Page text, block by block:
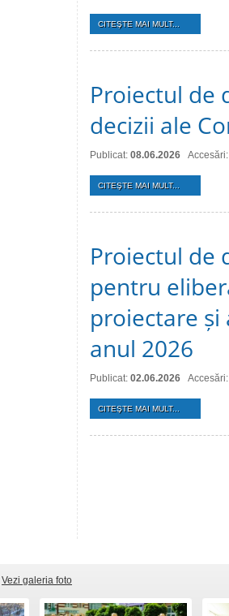
CITEŞTE MAI MULT...
Proiectul de
decizii ale
Publicat: 08.06.2026
CITEŞTE MAI MULT...
Proiectul de
pentru
proiectare
anul 2026
Publicat: 02.06.2026
CITEŞTE MAI MULT...
Vezi galeria foto